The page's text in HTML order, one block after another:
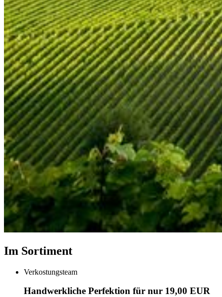
Im Sortiment
Verkostungsteam
Handwerkliche Perfektion für nur 19,00 EUR